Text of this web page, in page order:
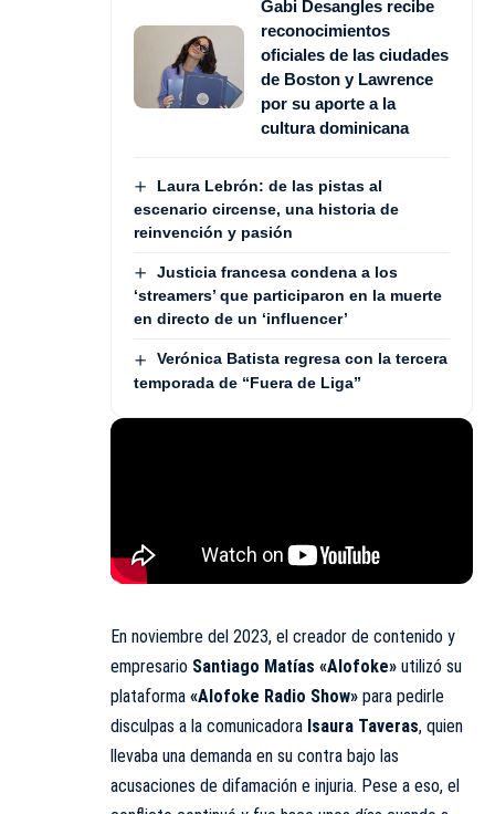
Gabi Desangles recibe
reconocimientos
oficiales de las ciudades
de Boston y Lawrence
por su aporte a la
cultura dominicana
Laura Lebrón: de las pistas al
escenario circense, una historia de
reinvención y pasión
Justicia francesa condena a los
‘streamers’ que participaron en la muerte
en directo de un ‘influencer’
Verónica Batista regresa con la tercera
temporada de “Fuera de Liga”
En noviembre del 2023, el creador de contenido y
empresario Santiago Matías «Alofoke» utilizó su
plataforma «Alofoke Radio Show» para pedirle
disculpas a la comunicadora Isaura Taveras, quien
llevaba una demanda en su contra bajo las
acusaciones de difamación e injuria. Pese a eso, el